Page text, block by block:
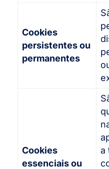
Cookies
persistentes ou
permanentes
Cookies
essenciais ou
a